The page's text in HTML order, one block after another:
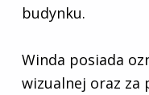
budynku.
Winda posiada
wizualnej oraz za